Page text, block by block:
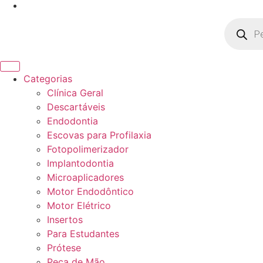
Categorias
Clínica Geral
Descartáveis
Endodontia
Escovas para Profilaxia
Fotopolimerizador
Implantodontia
Microaplicadores
Motor Endodôntico
Motor Elétrico
Insertos
Para Estudantes
Prótese